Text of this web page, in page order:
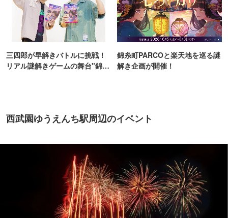
三四郎が早解きバトルに挑戦！
リアル謎解きゲームの舞台"錦糸
錦糸町PARCOと楽天地を巡る謎
解き企画が開催！
西武園ゆうえんち駅周辺のイベント